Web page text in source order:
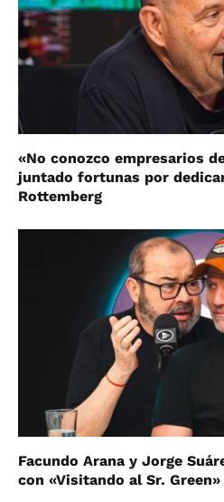
«No conozco empresarios
juntado fortunas por
Rottemberg
Facundo Arana y Jorge
con «Visitando al Sr. Green»